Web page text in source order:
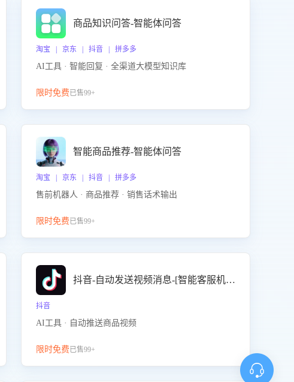
商品知识问答-智能体问答
淘宝 | 京东 | 抖音 | 拼多多
AI工具 · 智能回复 · 全渠道大模型知识库
限时免费已售99+
智能商品推荐-智能体问答
淘宝 | 京东 | 抖音 | 拼多多
售前机器人 · 商品推荐 · 销售话术输出
限时免费已售99+
抖音-自动发送视频消息-[智能客服机器人]
抖音
AI工具 · 自动推送商品视频
限时免费已售99+